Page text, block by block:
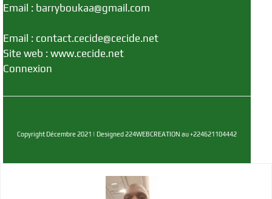
Email : barryboukaa@gmail.com
Email : contact.cecide@cecide.net
Site web : www.cecide.net
Connexion
Copyright Décembre 2021 | Designed 224WEBCREATION au +224621104442